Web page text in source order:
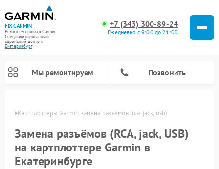
FIX-GARMIN
Ремонт устройств Garmin
Специализированный
cервисный центр г.
Екатеринбург
+7 (343) 300-89-24
Ежедневно с 9:00 до 21:00
Мы ремонтируем Позвонить
Картплоттеры Garmin замена разъёмов (rca, jack, usb)
Замена разъёмов (RCA, jack, USB)
на картплоттере Garmin в
Екатеринбурге